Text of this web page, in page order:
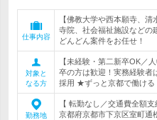
仕事内容
【佛教大学や西本願寺、清
寺院、社会福祉施設など
どんどん案件をお任せ！
対象と
なる方
【未経験・第二新卒OK／
卒の方は歓迎！実務経験
採用 ★ずっと京都で働ける
勤務地
【 転勤なし／交通費全額
京都府京都市下京区室町通